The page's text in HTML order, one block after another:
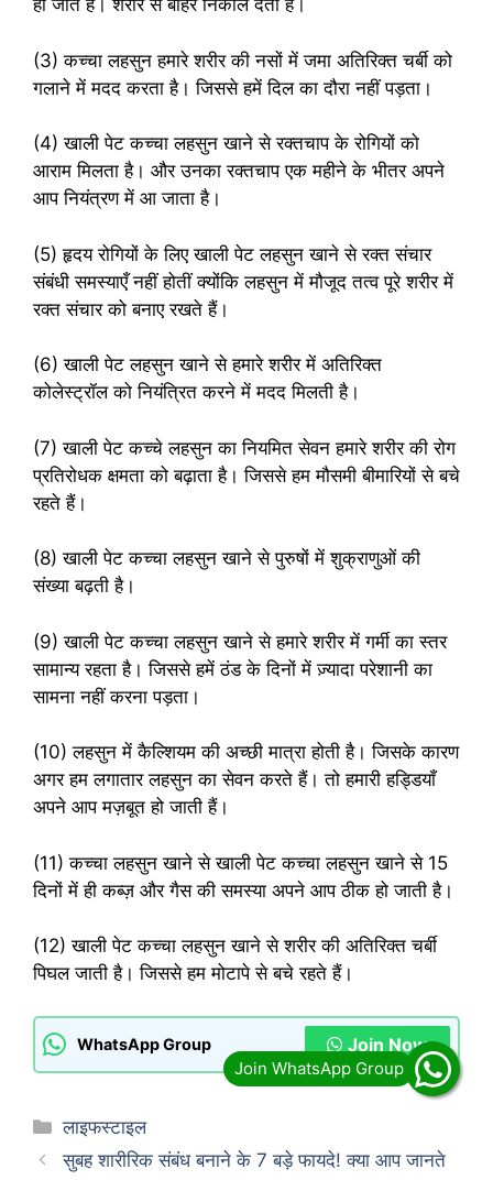
हो जाते हैं। शरीर से बाहर निकाल देता है।
(3) कच्चा लहसुन हमारे शरीर की नसों में जमा अतिरिक्त चर्बी को
गलाने में मदद करता है। जिससे हमें दिल का दौरा नहीं पड़ता।
(4) खाली पेट कच्चा लहसुन खाने से रक्तचाप के रोगियों को
आराम मिलता है। और उनका रक्तचाप एक महीने के भीतर अपने
आप नियंत्रण में आ जाता है।
(5) हृदय रोगियों के लिए खाली पेट लहसुन खाने से रक्त संचार
संबंधी समस्याएँ नहीं होतीं क्योंकि लहसुन में मौजूद तत्व पूरे शरीर में
रक्त संचार को बनाए रखते हैं।
(6) खाली पेट लहसुन खाने से हमारे शरीर में अतिरिक्त
कोलेस्ट्रॉल को नियंत्रित करने में मदद मिलती है।
(7) खाली पेट कच्चे लहसुन का नियमित सेवन हमारे शरीर की रोग
प्रतिरोधक क्षमता को बढ़ाता है। जिससे हम मौसमी बीमारियों से बचे
रहते हैं।
(8) खाली पेट कच्चा लहसुन खाने से पुरुषों में शुक्राणुओं की
संख्या बढ़ती है।
(9) खाली पेट कच्चा लहसुन खाने से हमारे शरीर में गर्मी का स्तर
सामान्य रहता है। जिससे हमें ठंड के दिनों में ज़्यादा परेशानी का
सामना नहीं करना पड़ता।
(10) लहसुन में कैल्शियम की अच्छी मात्रा होती है। जिसके कारण
अगर हम लगातार लहसुन का सेवन करते हैं। तो हमारी हड्डियाँ
अपने आप मज़बूत हो जाती हैं।
(11) कच्चा लहसुन खाने से खाली पेट कच्चा लहसुन खाने से 15
दिनों में ही कब्ज़ और गैस की समस्या अपने आप ठीक हो जाती है।
(12) खाली पेट कच्चा लहसुन खाने से शरीर की अतिरिक्त चर्बी
पिघल जाती है। जिससे हम मोटापे से बचे रहते हैं।
WhatsApp Group Join Now
Categories
लाइफस्टाइल
सुबह शारीरिक संबंध बनाने के 7 बड़े फायदे! क्या आप जानते